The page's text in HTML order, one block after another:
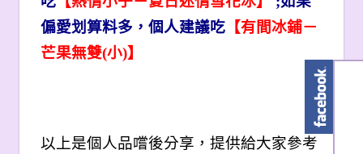
偏愛划算料多，個人建議吃【有間冰鋪－
芒果無雙(小)】
以上是個人品嚐後分享，提供給大家參考